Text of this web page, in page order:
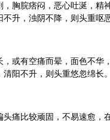
胸脘痞闷，恶心吐涎，精
升，浊阴不降，则头重呕恶
或有空痛而晕，面色不华
阳不升，则头重悠忽绵长。
痛比较顽固，不易速愈，